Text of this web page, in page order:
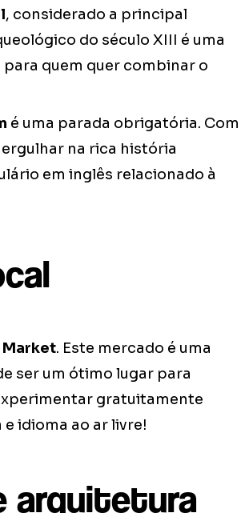
, considerado a principal
do século XIII é uma
quem quer combinar o
é uma parada obrigatória. Com
na rica história
em inglês relacionado à
Market. Este mercado é uma
ser um ótimo lugar para
gratuitamente
idioma ao ar livre!
arquitetura